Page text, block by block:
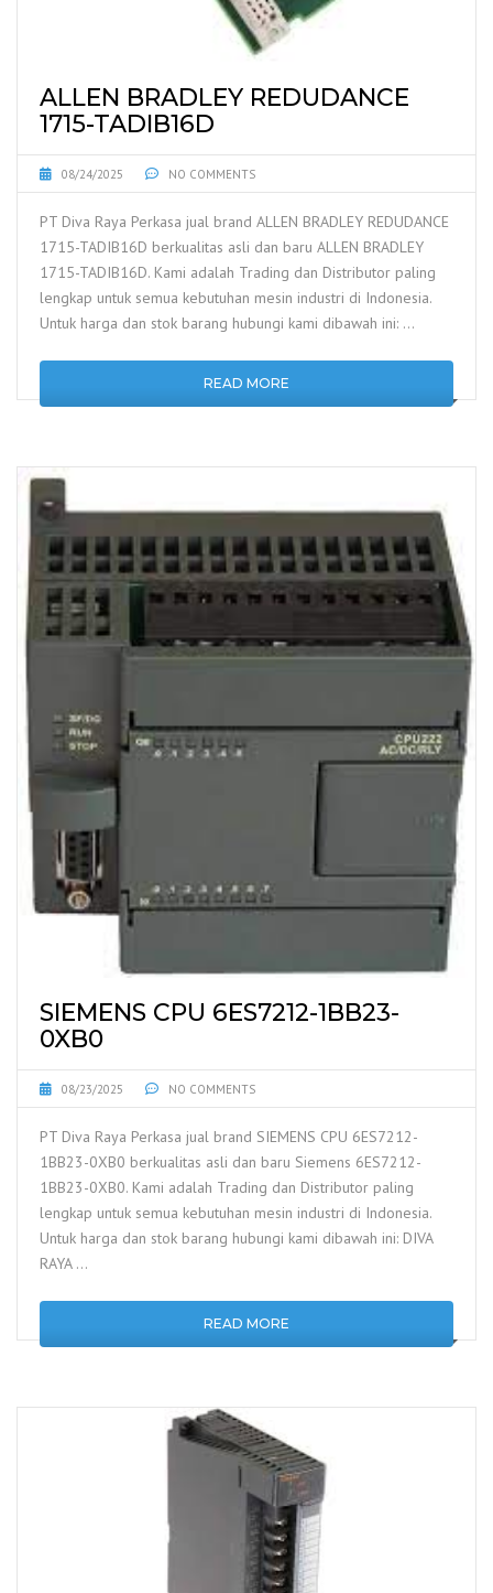
ALLEN BRADLEY REDUDANCE
1715-TADIB16D
08/24/2025 NO COMMENTS
PT Diva Raya Perkasa jual brand ALLEN BRADLEY REDUDANCE
1715-TADIB16D berkualitas asli dan baru ALLEN BRADLEY
1715-TADIB16D. Kami adalah Trading dan Distributor paling
lengkap untuk semua kebutuhan mesin industri di Indonesia.
Untuk harga dan stok barang hubungi kami dibawah ini: …
READ MORE
SIEMENS CPU 6ES7212-1BB23-
0XB0
08/23/2025 NO COMMENTS
PT Diva Raya Perkasa jual brand SIEMENS CPU 6ES7212-
1BB23-0XB0 berkualitas asli dan baru Siemens 6ES7212-
1BB23-0XB0. Kami adalah Trading dan Distributor paling
lengkap untuk semua kebutuhan mesin industri di Indonesia.
Untuk harga dan stok barang hubungi kami dibawah ini: DIVA
RAYA …
READ MORE